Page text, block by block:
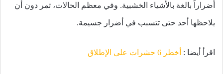
أضراراً بالغة بالأشياء الخشبية. وفي معظم الحالات، تمر دون أن
يلاحظها أحد حتى تتسبب في أضرار جسيمة.
اقرأ أيضا : أخطر 6 حشرات على الإطلاق